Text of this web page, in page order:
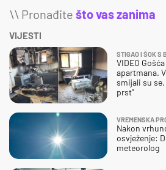
\\ Pronađite što vas zanima
VIJESTI
STIGAO I ŠOK S
VIDEO
apartmana.
smijali su
prst"
VREMENSKA
Nakon
osvježenje:
meteorolog